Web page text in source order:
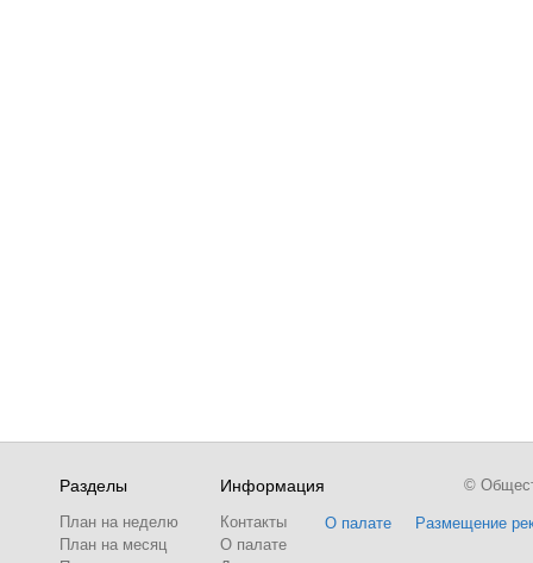
Разделы
План на неделю
План на месяц
Информация
Контакты
О палате
О палате Размещение
©